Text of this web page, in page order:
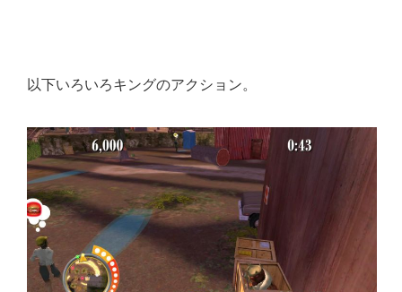
以下いろいろキングのアクション。